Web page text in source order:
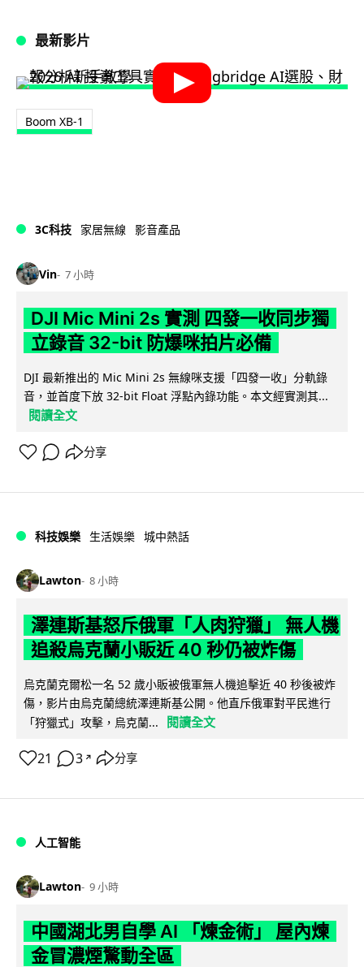
最新影片
Boom XB-1
3C科技 家居無線 影音產品
Vin 7 小時
DJI Mic Mini 2s 實測 四發一收同步獨
立錄音 32-bit 防爆咪拍片必備
DJI 最新推出的 Mic Mini 2s 無線咪支援「四發一收」分軌錄
音，並首度下放 32-bit Float 浮點內錄功能。本文經實測其...
閱讀全文
分享
科技娛樂 生活娛樂 城中熱話
Lawton 8 小時
澤連斯基怒斥俄軍「人肉狩獵」 無人機
追殺烏克蘭小販近 40 秒仍被炸傷
烏克蘭克爾松一名 52 歲小販被俄軍無人機追擊近 40 秒後被炸
傷，影片由烏克蘭總統澤連斯基公開。他直斥俄軍對平民進行
「狩獵式」攻擊，烏克蘭...
閱讀全文
21 3 ↗ 分享
人工智能
Lawton 9 小時
中國湖北男自學 AI 「煉金術」 屋內煉
金冒濃煙驚動全區